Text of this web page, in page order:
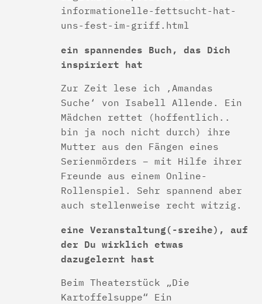
informationelle-fettsucht-hat-
uns-fest-im-griff.html
ein spannendes Buch, das Dich
inspiriert hat
Zur Zeit lese ich ‚Amandas
Suche‘ von Isabell Allende. Ein
Mädchen rettet (hoffentlich..
bin ja noch nicht durch) ihre
Mutter aus den Fängen eines
Serienmörders – mit Hilfe ihrer
Freunde aus einem Online-
Rollenspiel. Sehr spannend aber
auch stellenweise recht witzig.
eine Veranstaltung(-sreihe), auf
der Du wirklich etwas
dazugelernt hast
Beim Theaterstück „Die
Kartoffelsuppe“ Ein